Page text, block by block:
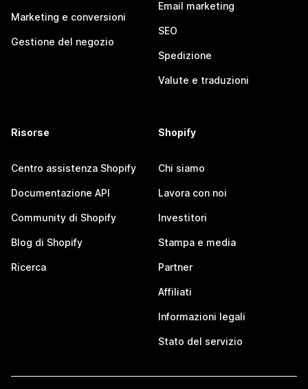
Marketing e conversioni
Gestione del negozio
Email marketing
SEO
Spedizione
Valute e traduzioni
Risorse
Centro assistenza Shopify
Documentazione API
Community di Shopify
Blog di Shopify
Ricerca
Shopify
Chi siamo
Lavora con noi
Investitori
Stampa e media
Partner
Affiliati
Informazioni legali
Stato del servizio